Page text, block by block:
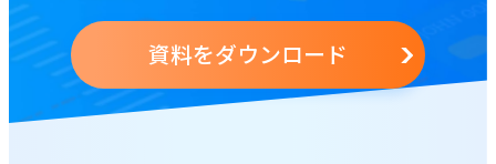
資料をダウンロード